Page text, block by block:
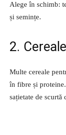
Alege în schimb:
și semințe.
2.
Multe cereale
în fibre și
sațietate de scurtă